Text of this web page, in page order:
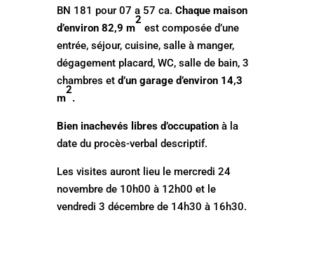
BN 181 pour 07 a 57 ca. Chaque maison
d’environ 82,9 m
2
est composée d’une
entrée, séjour, cuisine, salle à manger,
dégagement placard, WC, salle de bain, 3
chambres et d’un garage d’environ 14,3
m
2
.
Bien inachevés libres d’occupationà la
date du procès-verbal descriptif.
Les visites auront lieu le mercredi 24
novembre de 10h00 à 12h00 et le
vendredi 3 décembre de 14h30 à 16h30.